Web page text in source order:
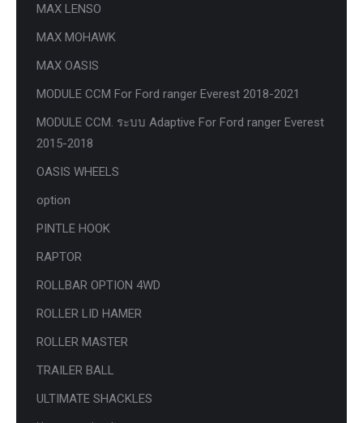
MAX LENSO
MAX MOHAWK
MAX OASIS
MODULE CCM For Ford ranger Everest 2018-2021
MODULE CCM. ระบบ Adaptive For Ford ranger Everest
2015-2018
OASIS WHEELS
option
PINTLE HOOK
RAPTOR
ROLLBAR OPTION 4WD
ROLLER LID HAMER
ROLLER MASTER
TRAILER BALL
ULTIMATE SHACKLES